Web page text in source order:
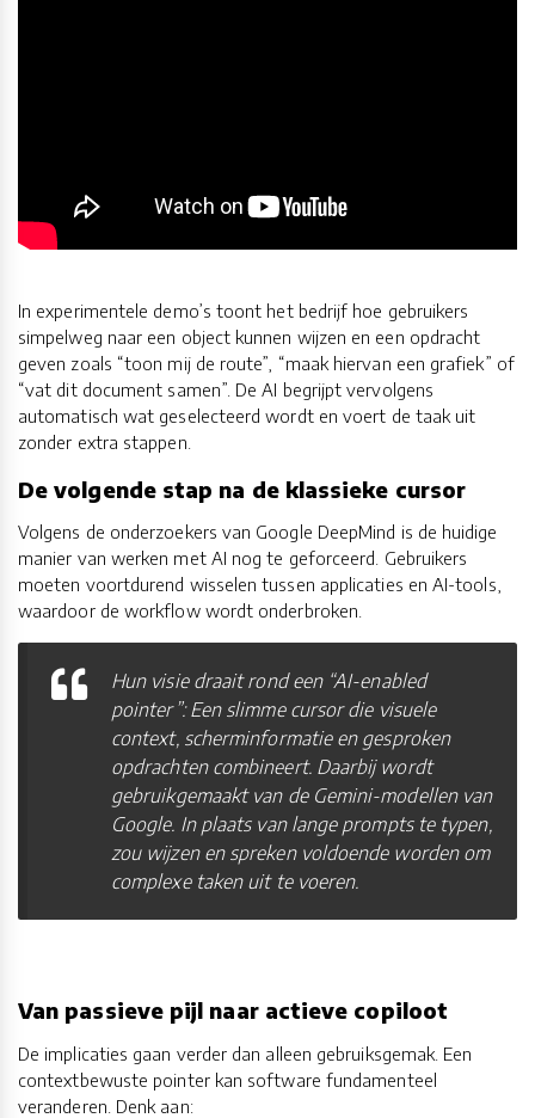
In experimentele demo’s toont het bedrijf hoe gebruikers
simpelweg naar een object kunnen wijzen en een opdracht
geven zoals “toon mij de route”, “maak hiervan een grafiek” of
“vat dit document samen”. De AI begrijpt vervolgens
automatisch wat geselecteerd wordt en voert de taak uit
zonder extra stappen.
De volgende stap na de klassieke cursor
Volgens de onderzoekers van Google DeepMind is de huidige
manier van werken met AI nog te geforceerd. Gebruikers
moeten voortdurend wisselen tussen applicaties en AI-tools,
waardoor de workflow wordt onderbroken.
Hun visie draait rond een “AI-enabled
pointer”: Een slimme cursor die visuele
context, scherminformatie en gesproken
opdrachten combineert. Daarbij wordt
gebruikgemaakt van de Gemini-modellen van
Google. In plaats van lange prompts te typen,
zou wijzen en spreken voldoende worden om
complexe taken uit te voeren.
Van passieve pijl naar actieve copiloot
De implicaties gaan verder dan alleen gebruiksgemak. Een
contextbewuste pointer kan software fundamenteel
veranderen. Denk aan: